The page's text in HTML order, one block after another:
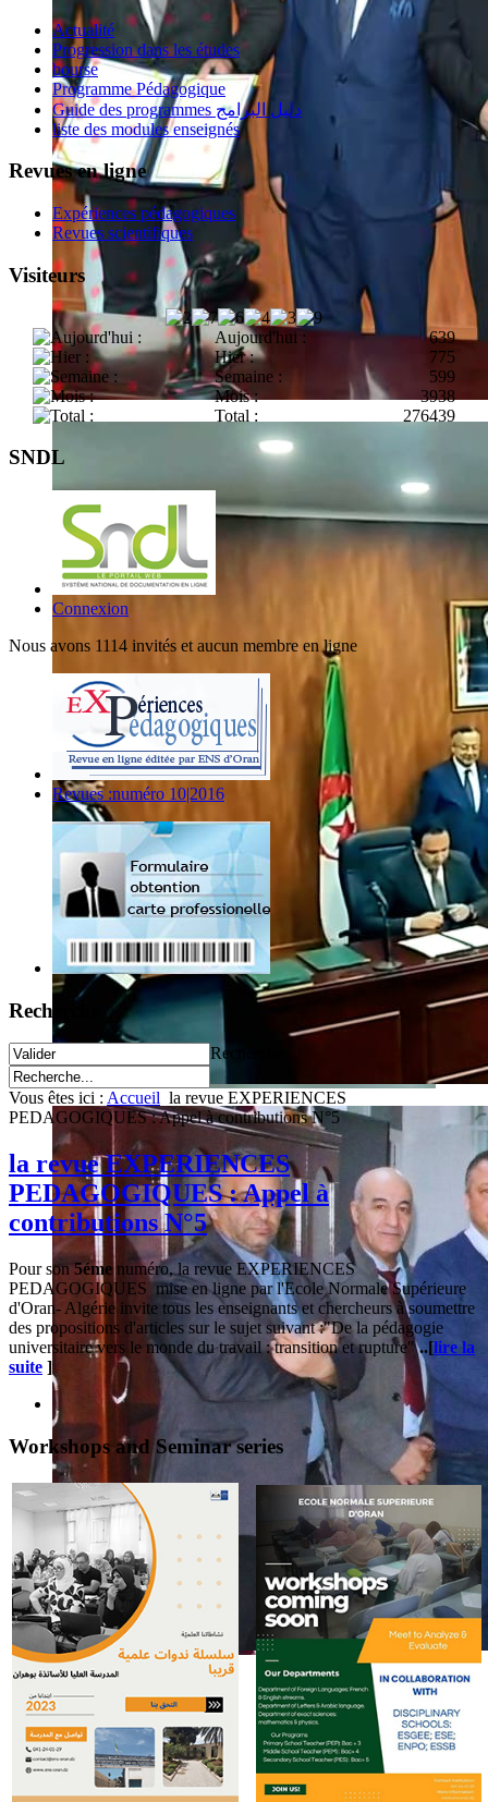
Actualité
Progression dans les études
bourse
Programme Pédagogique
Guide des programmes دليل البرامج
liste des modules enseignés
Revues en ligne
Expériences pédagogiques
Revues scientifiques
Visiteurs
Aujourd'hui :
639
Hier :
775
Semaine :
599
Mois :
3938
Total :
276439
SNDL
Connexion
Nous avons 1114 invités et aucun membre en ligne
Revues :numéro 10|2016
Recherche
Recherche
Vous êtes ici : Accueil la revue EXPERIENCES
PEDAGOGIQUES : Appel à contributions N°5
la revue EXPERIENCES
PEDAGOGIQUES : Appel à
contributions N°5
Pour son5émenuméro, la revue EXPERIENCES
PEDAGOGIQUES mise en ligne par l'Ecole Normale Supérieure
d'Oran- Algérie invite tous les enseignants et chercheurs à soumettre
des propositions d'articles sur le sujet suivant :"De la pédagogie
universitaire vers le monde du travail : transition et rupture"..[lire la
suite ]
Workshops and Seminar series